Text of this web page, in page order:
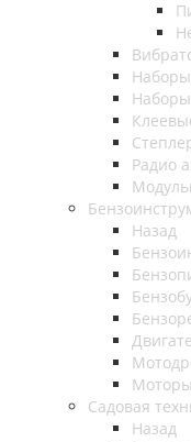
Наборы
Радио
Назад
Садовая
Назад